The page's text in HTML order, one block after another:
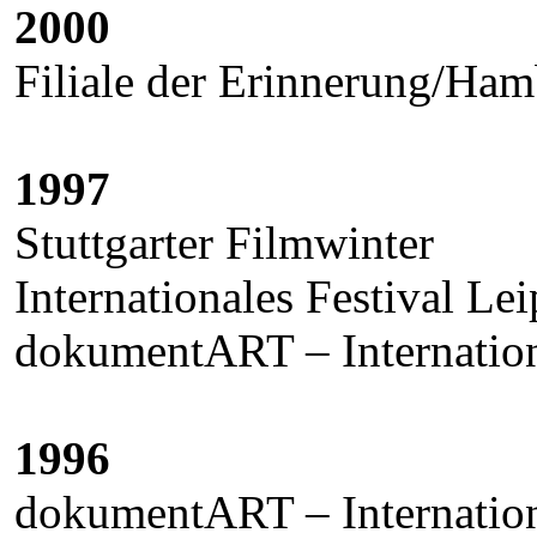
2000
Filiale der Erinnerung/
1997
Stuttgarter Filmwinter
Internationales Festival
dokumentART –
1996
dokumentART –